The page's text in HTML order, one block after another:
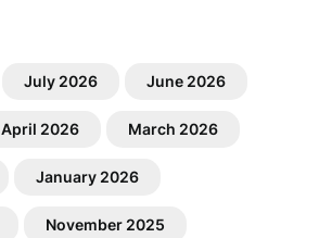
July 2026 June 2026
April 2026 March 2026
January 2026
November 2025